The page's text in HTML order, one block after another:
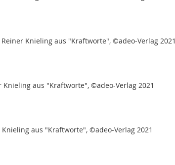
Knieling aus "Kraftworte", ©adeo-Verlag 2021
aus "Kraftworte", ©adeo-Verlag 2021
aus "Kraftworte", ©adeo-Verlag 2021